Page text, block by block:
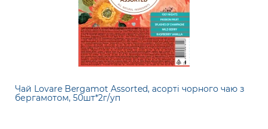
Чай Lovare Bergamot Assorted, асорті чорного чаю з
бергамотом, 50шт*2г/уп